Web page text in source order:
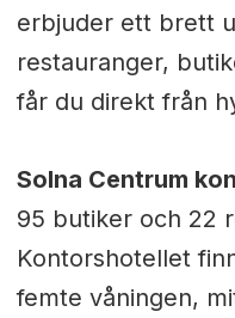
erbjuder ett brett
restauranger,
får du direkt från
Solna Centrum
95 butiker och 22
Kontorshotellet
femte våningen,